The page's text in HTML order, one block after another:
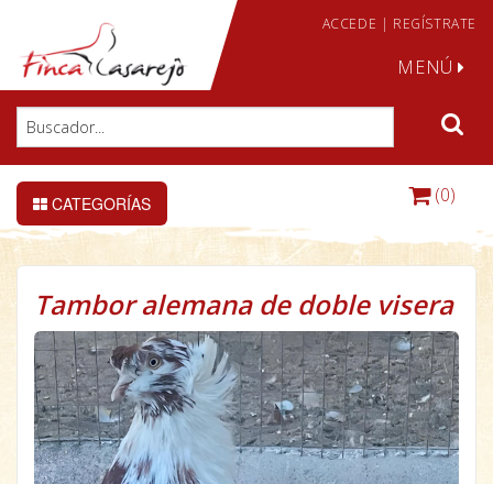
ACCEDE | REGÍSTRATE
MENÚ
CATEGORÍAS (0)
Tambor alemana de doble visera